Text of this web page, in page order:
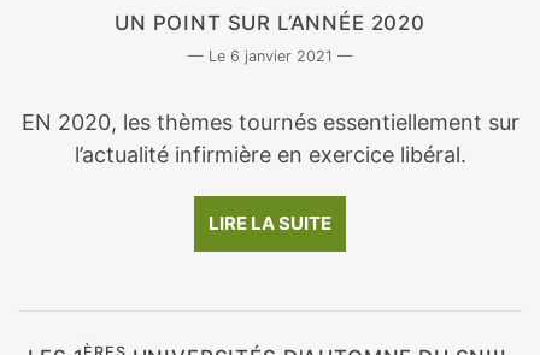
UN POINT SUR L’ANNÉE 2020
6 janvier 2021
EN 2020, les thèmes tournés essentiellement sur
l’actualité infirmière en exercice libéral.
LIRE LA SUITE